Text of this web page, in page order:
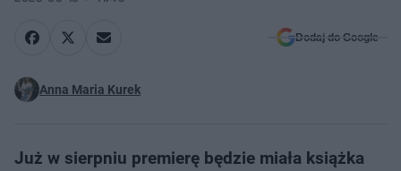
Dodaj do Google
Anna Maria Kurek
Już w sierpniu premierę będzie miała książka